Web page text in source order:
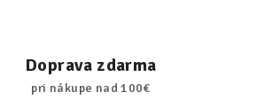
Doprava zdarma
pri nákupe nad 100€